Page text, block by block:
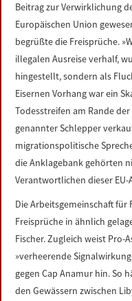
Beitrag zur Verwirklichung
Europäischen Union
begrüßte die Freisprüche.
illegalen Ausreise verhalf,
hingestellt, sondern als
Eisernen Vorhang war ein
Todesstreifen am Rande
genannter Schlepper
migrationspolitische
die Anklagebank gehörten
Verantwortlichen dieser
Die Arbeitsgemeinschaft
Freisprüche in ähnlich
Fischer. Zugleich weist Pro-
»verheerende
gegen Cap Anamur hin. So
den Gewässern zwischen